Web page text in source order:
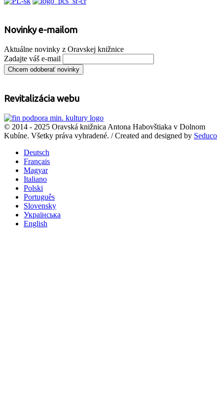
Novinky e-mailom
Aktuálne novinky z Oravskej knižnice
Zadajte váš e-mail
Revitalizácia webu
© 2014 - 2025 Oravská knižnica Antona Habovštiaka v Dolnom
Kubíne. Všetky práva vyhradené. / Created and designed by Seduco
Deutsch
Français
Magyar
Italiano
Polski
Português
Slovensky
Українська
English